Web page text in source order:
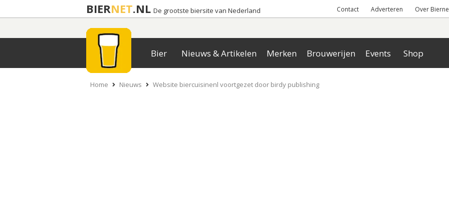
BIERNET.NL De grootste biersite van Nederland Contact Adverteren Over
Bier Nieuws & Artikelen Merken Brouwerijen Events Shop
Home Nieuws Website biercuisinenl voortgezet door birdy publishing